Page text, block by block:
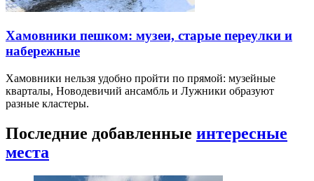
Хамовники пешком: музеи, старые переулки и
набережные
Хамовники нельзя удобно пройти по прямой: музейные
кварталы, Новодевичий ансамбль и Лужники образуют
разные кластеры.
Последние добавленные интересные
места